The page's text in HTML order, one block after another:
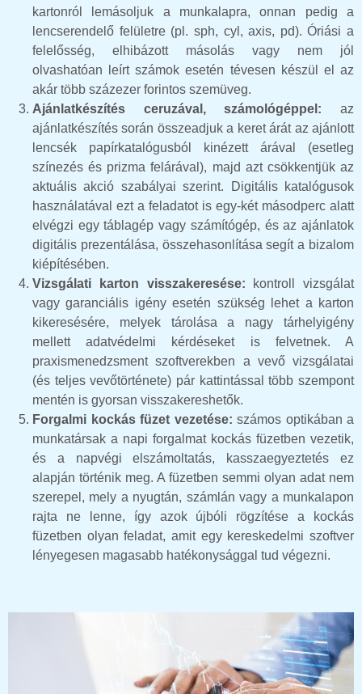
kartonról lemásoljuk a munkalapra, onnan pedig a
lencserendelő felületre (pl. sph, cyl, axis, pd). Óriási a
felelősség, elhibázott másolás vagy nem jól
olvashatóan leírt számok esetén tévesen készül el az
akár több százezer forintos szemüveg.
Ajánlatkészítés ceruzával, számológéppel: az
ajánlatkészítés során összeadjuk a keret árát az ajánlott
lencsék papírkatalógusból kinézett árával (esetleg
színezés és prizma felárával), majd azt csökkentjük az
aktuális akció szabályai szerint. Digitális katalógusok
használatával ezt a feladatot is egy-két másodperc alatt
elvégzi egy táblagép vagy számítógép, és az ajánlatok
digitális prezentálása, összehasonlítása segít a bizalom
kiépítésében.
Vizsgálati karton visszakeresése: kontroll vizsgálat
vagy garanciális igény esetén szükség lehet a karton
kikeresésére, melyek tárolása a nagy tárhelyigény
mellett adatvédelmi kérdéseket is felvetnek. A
praxismenedzsment szoftverekben a vevő vizsgálatai
(és teljes vevőtörténete) pár kattintással több szempont
mentén is gyorsan visszakereshetők.
Forgalmi kockás füzet vezetése: számos optikában a
munkatársak a napi forgalmat kockás füzetben vezetik,
és a napvégi elszámoltatás, kasszaegyeztetés ez
alapján történik meg. A füzetben semmi olyan adat nem
szerepel, mely a nyugtán, számlán vagy a munkalapon
rajta ne lenne, így azok újbóli rögzítése a kockás
füzetben olyan feladat, amit egy kereskedelmi szoftver
lényegesen magasabb hatékonysággal tud végezni.